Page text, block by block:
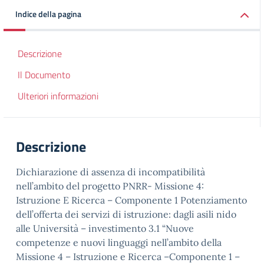
Indice della pagina
Descrizione
Il Documento
Ulteriori informazioni
Descrizione
Dichiarazione di assenza di incompatibilità
nell’ambito del progetto PNRR- Missione 4:
Istruzione E Ricerca – Componente 1 Potenziamento
dell’offerta dei servizi di istruzione: dagli asili nido
alle Università – investimento 3.1 “Nuove
competenze e nuovi linguaggi nell’ambito della
Missione 4 – Istruzione e Ricerca –Componente 1 –